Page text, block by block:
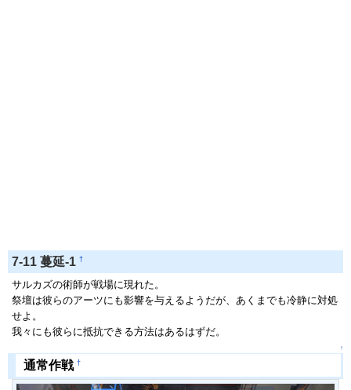
7-11 蔓延-1 †
サルカズの術師が戦場に現れた。
祭壇は彼らのアーツにも影響を与えるようだが、あくまでも冷静に対処
せよ。
我々にも彼らに抵抗できる方法はあるはずだ。
↑
通常作戦 †